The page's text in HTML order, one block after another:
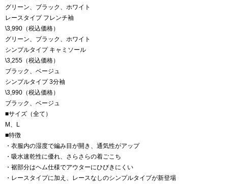
グリーン、ブラック、ホワイト
レースタイプ フレンチ袖
\3,990（税込価格）
グリーン、ブラック、ホワイト
シンプルタイプ キャミソール
\3,255（税込価格）
ブラック、ベージュ
シンプルタイプ 3分袖
\3,990（税込価格）
ブラック、ベージュ
■サイズ（全て）
M、L
■特徴
・衣服内の湿度で編み目が開き、通気性がアップ
・吸水速乾性に優れ、さらさらの着ごこち
・裾部分はヘム仕様でアウターにひびきにくい
・レースタイプに加え、レースなしのシンプルタイプが新登場